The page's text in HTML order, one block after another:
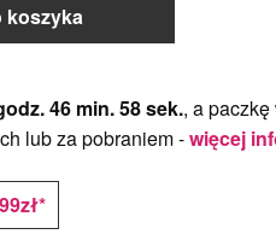
koszyka
46 min. 57 sek., a
lub za pobraniem -więcej